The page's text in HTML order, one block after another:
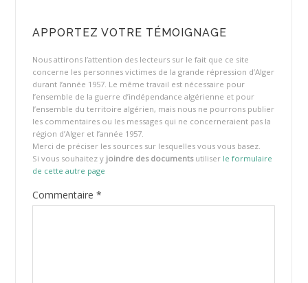
APPORTEZ VOTRE TÉMOIGNAGE
Nous attirons l’attention des lecteurs sur le fait que ce site
concerne les personnes victimes de la grande répression d’Alger
durant l’année 1957. Le même travail est nécessaire pour
l’ensemble de la guerre d’indépendance algérienne et pour
l’ensemble du territoire algérien, mais nous ne pourrons publier
les commentaires ou les messages qui ne concerneraient pas la
région d’Alger et l’année 1957.
Merci de préciser les sources sur lesquelles vous vous basez.
Si vous souhaitez y joindre des documentsutiliser le formulaire
de cette autre page
Commentaire *